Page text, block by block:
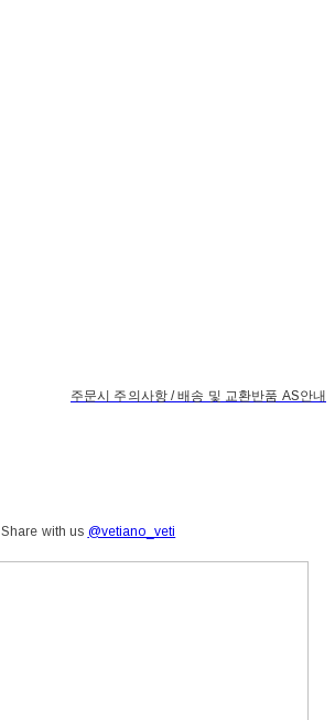
주문시 주의사항 / 배송 및 교환반품 AS안내
Share with us @vetiano_veti